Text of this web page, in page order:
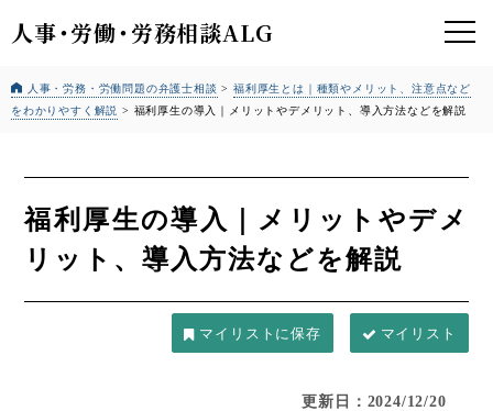
人事・労働・労務相談ALG
人事・労務・労働問題の弁護士相談 >福利厚生とは｜種類やメリット、注意点など
をわかりやすく解説 > 福利厚生の導入｜メリットやデメリット、導入方法などを解説
福利厚生の導入｜メリットやデメ
リット、導入方法などを解説
マイリスト
更新日：2024/12/20